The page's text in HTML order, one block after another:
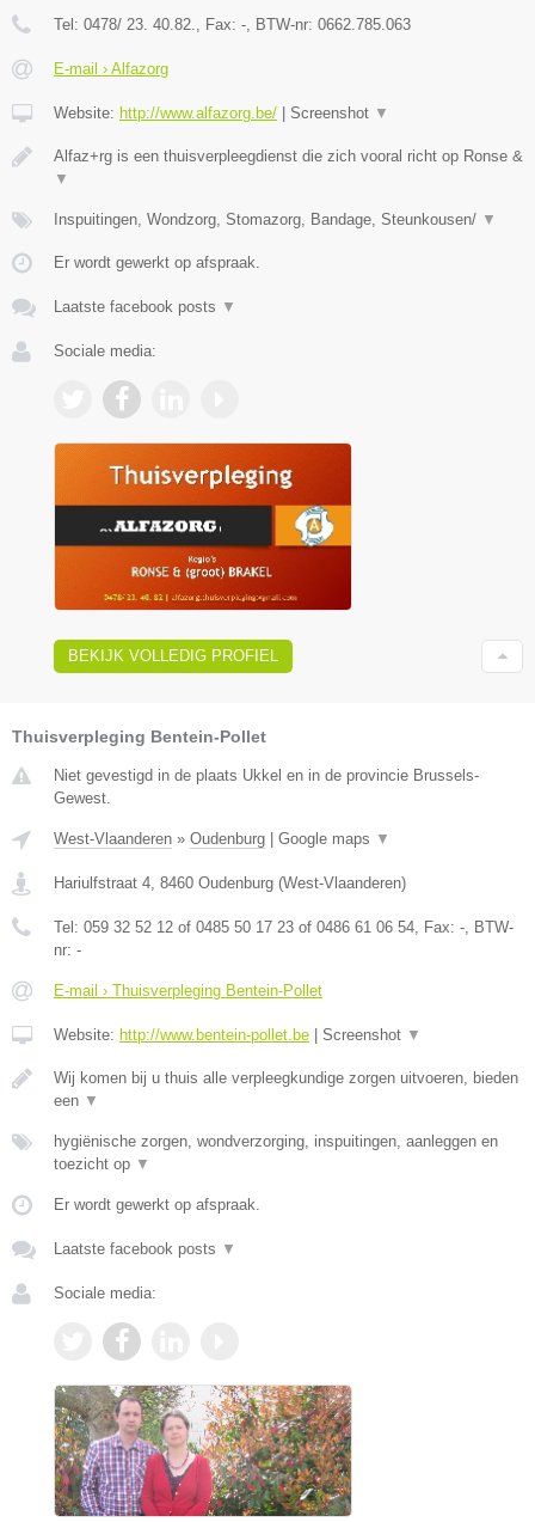
Tel: 0478/ 23. 40.82. , Fax: - , BTW-nr: 0662.785.063
E-mail › Alfazorg
Website: http://www.alfazorg.be/ | Screenshot ▼
Alfaz+rg is een thuisverpleegdienst die zich vooral richt op Ronse &
▼
Inspuitingen, Wondzorg, Stomazorg, Bandage, Steunkousen/ ▼
Er wordt gewerkt op afspraak.
Laatste facebook posts ▼
Sociale media:
BEKIJK VOLLEDIG PROFIEL
Thuisverpleging Bentein-Pollet
Niet gevestigd in de plaats Ukkel en in de provincie Brussels-
Gewest.
West-Vlaanderen » Oudenburg | Google maps ▼
Hariulfstraat 4 8460 Oudenburg (West-Vlaanderen)
Tel: 059 32 52 12 of 0485 50 17 23 of 0486 61 06 54 , Fax: - , BTW-
nr: -
E-mail › Thuisverpleging Bentein-Pollet
Website: http://www.bentein-pollet.be | Screenshot ▼
Wij komen bij u thuis alle verpleegkundige zorgen uitvoeren, bieden
een ▼
hygiënische zorgen, wondverzorging, inspuitingen, aanleggen en
toezicht op ▼
Er wordt gewerkt op afspraak.
Laatste facebook posts ▼
Sociale media: